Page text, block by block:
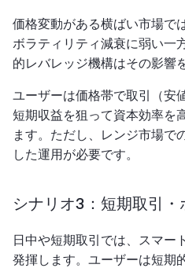
価格変動がある横ばい市場で
ボラティリティ減衰に弱い一
的レバレッジ機構はその影響
ユーザーは価格帯で取引（安
短期収益を狙って資本効率を
ます。ただし、レンジ市場で
した運用が必要です。
シナリオ3：短期取引
日中や短期取引では、スマー
発揮します。ユーザーは短期